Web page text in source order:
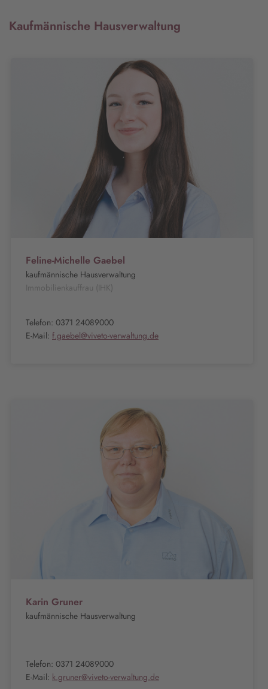
Kaufmännische Hausverwaltung
Feline-Michelle Gaebel
kaufmännische Hausverwaltung
Immobilienkauffrau (IHK)
Telefon: 0371 24089000
E-Mail: f.gaebel@viveto-verwaltung.de
Karin Gruner
kaufmännische Hausverwaltung
Telefon: 0371 24089000
E-Mail: k.gruner@viveto-verwaltung.de